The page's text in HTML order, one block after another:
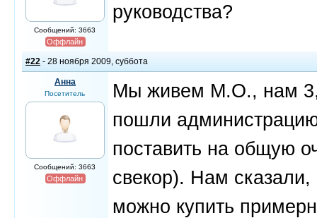
Сообщений: 3663
Оффлайн
руководства?
#22 - 28 ноября 2009, суббота
Анна
Посетитель
Сообщений: 3663
Оффлайн
Мы живем М.О., нам
пошли
поставить на общую
свекор). Нам сказали,
можно купить